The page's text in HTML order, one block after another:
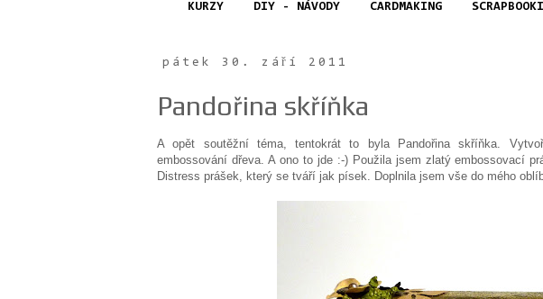
KURZY DIY - NÁVODY CARDMAKING
pátek 30. září 2011
Pandořina skříňka
A opět soutěžní téma, tentokrát to byla Pandořina skříňka.
embossování dřeva. A ono to jde :-) Použila jsem zlatý embossovací
Distress prášek, který se tváří jak písek. Doplnila jsem vše do mého